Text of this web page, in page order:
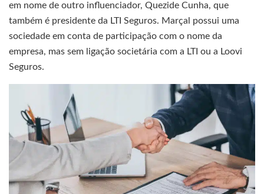
em nome de outro influenciador, Quezide Cunha, que
também é presidente da LTI Seguros. Marçal possui uma
sociedade em conta de participação com o nome da
empresa, mas sem ligação societária com a LTI ou a Loovi
Seguros.